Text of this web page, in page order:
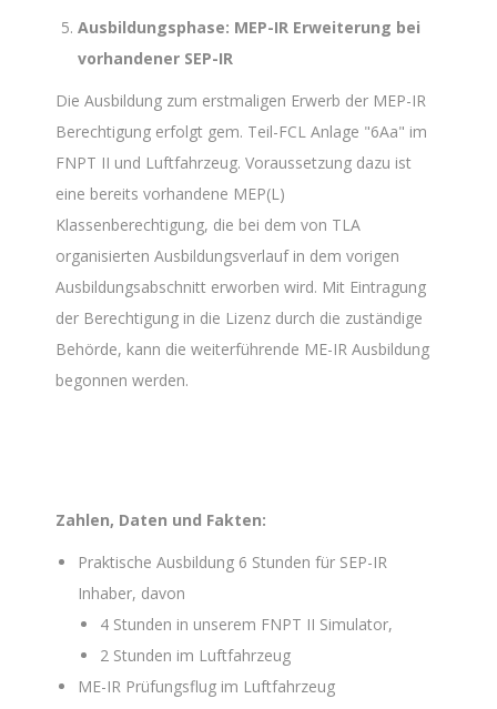
Ausbildungsphase: MEP-IR Erweiterung bei
vorhandener SEP-IR
Die Ausbildung zum erstmaligen Erwerb der MEP-IR
Berechtigung erfolgt gem. Teil-FCL Anlage "6Aa" im
FNPT II und Luftfahrzeug. Voraussetzung dazu ist
eine bereits vorhandene MEP(L)
Klassenberechtigung, die bei dem von TLA
organisierten Ausbildungsverlauf in dem vorigen
Ausbildungsabschnitt erworben wird. Mit Eintragung
der Berechtigung in die Lizenz durch die zuständige
Behörde, kann die weiterführende ME-IR Ausbildung
begonnen werden.
Zahlen, Daten und Fakten:
Praktische Ausbildung 6 Stunden für SEP-IR
Inhaber, davon
4 Stunden in unserem FNPT II Simulator,
2 Stunden im Luftfahrzeug
ME-IR Prüfungsflug im Luftfahrzeug